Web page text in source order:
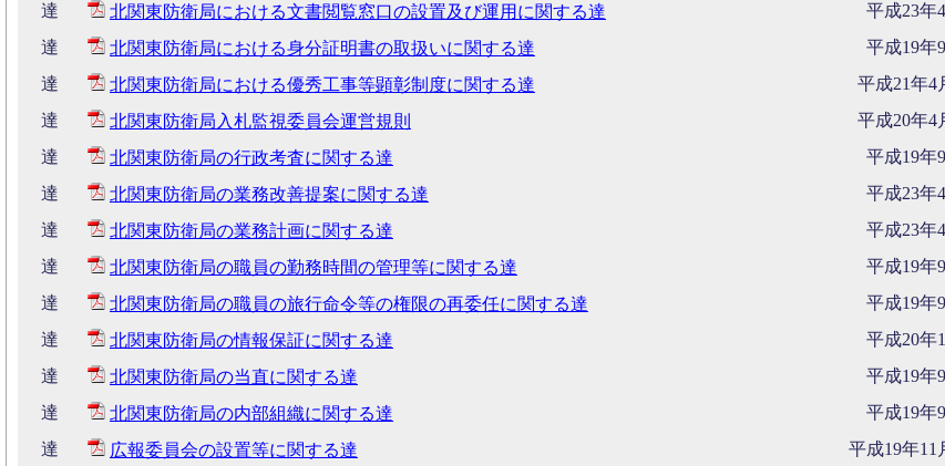
達
北関東防衛局における文書閲覧窓口の設置及び運用に関する達
平成23年
達
北関東防衛局における身分証明書の取扱いに関する達
平成19年
達
北関東防衛局における優秀工事等顕彰制度に関する達
平成21年4
達
北関東防衛局入札監視委員会運営規則
平成20年4
達
北関東防衛局の行政考査に関する達
平成19年
達
北関東防衛局の業務改善提案に関する達
平成23年
達
北関東防衛局の業務計画に関する達
平成23年
達
北関東防衛局の職員の勤務時間の管理等に関する達
平成19年
達
北関東防衛局の職員の旅行命令等の権限の再委任に関する達
平成19年
達
北関東防衛局の情報保証に関する達
平成20年
達
北関東防衛局の当直に関する達
平成19年
達
北関東防衛局の内部組織に関する達
平成19年
達
広報委員会の設置等に関する達 平成19年11